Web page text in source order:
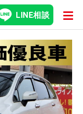
LINE相談